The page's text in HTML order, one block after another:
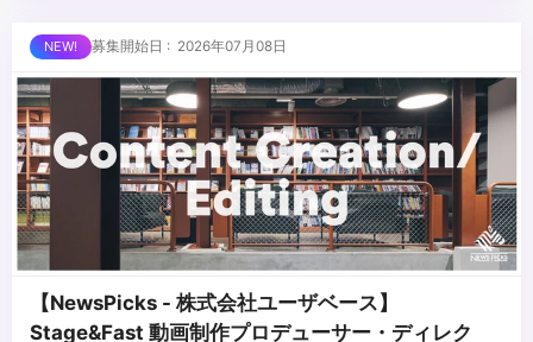
るスキル
・Notionを活用した業務管理やナレッジ管理の経験
・クリエイティブ視点でブランディングやマーケティングを意識し
事業成果にコミットした経験
... 募集開始日 : 2026年07月08日
【NewsPicks - 株式会社ユーザベース】
Stage&Fast 動画制作プロデューサー・ディレク